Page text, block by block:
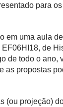
para
em uma aula
de
de todo o ano,
as propostas
(ou projeção)